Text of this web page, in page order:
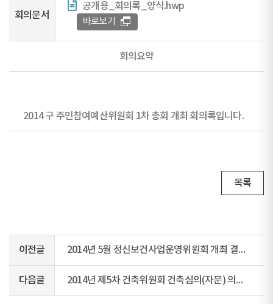
회의문서
공개용_회의록_양식.hwp
바로보기
회의요약
2014 구 주민참여예산위원회 1차 총회 개최 회의록입니다.
목록
이전글 2014년 5월 정신보건사업운영위원회 개최 결과보고
다음글 2014년 제5차 건축위원회 건축심의(자문) 의결서